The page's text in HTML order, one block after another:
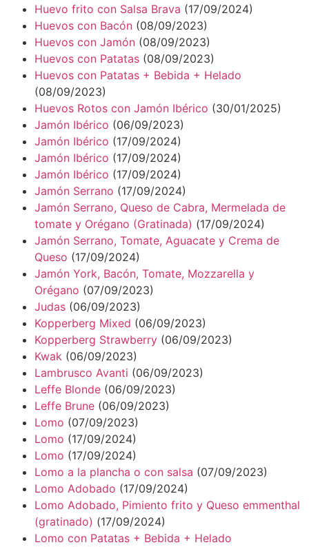
Huevo frito con Salsa Brava (17/09/2024)
Huevos con Bacón (08/09/2023)
Huevos con Jamón (08/09/2023)
Huevos con Patatas (08/09/2023)
Huevos con Patatas + Bebida + Helado
(08/09/2023)
Huevos Rotos con Jamón Ibérico (30/01/2025)
Jamón Ibérico (06/09/2023)
Jamón Ibérico (17/09/2024)
Jamón Ibérico (17/09/2024)
Jamón Ibérico (17/09/2024)
Jamón Serrano (17/09/2024)
Jamón Serrano, Queso de Cabra, Mermelada de
tomate y Orégano (Gratinada) (17/09/2024)
Jamón Serrano, Tomate, Aguacate y Crema de
Queso (17/09/2024)
Jamón York, Bacón, Tomate, Mozzarella y
Orégano (07/09/2023)
Judas (06/09/2023)
Kopperberg Mixed (06/09/2023)
Kopperberg Strawberry (06/09/2023)
Kwak (06/09/2023)
Lambrusco Avanti (06/09/2023)
Leffe Blonde (06/09/2023)
Leffe Brune (06/09/2023)
Lomo (07/09/2023)
Lomo (17/09/2024)
Lomo (17/09/2024)
Lomo a la plancha o con salsa (07/09/2023)
Lomo Adobado (17/09/2024)
Lomo Adobado, Pimiento frito y Queso emmenthal
(gratinado) (17/09/2024)
Lomo con Patatas + Bebida + Helado